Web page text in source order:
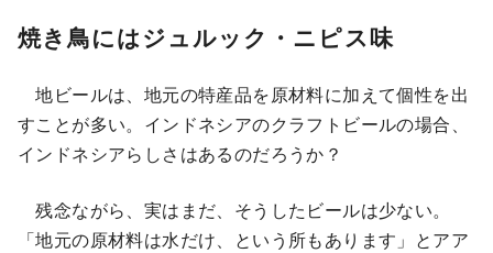
焼き鳥にはジュルック・ニピス味
地ビールは、地元の特産品を原材料に加えて個性を出
すことが多い。インドネシアのクラフトビールの場合、
インドネシアらしさはあるのだろうか？
残念ながら、実はまだ、そうしたビールは少ない。
「地元の原材料は水だけ、という所もあります」とアア